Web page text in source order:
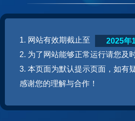
1. 网站有效期截止至
2. 为了网站能够正常运行请您及
3. 本页面为默认提示页面，如有
感谢您的理解与合作！
2025年